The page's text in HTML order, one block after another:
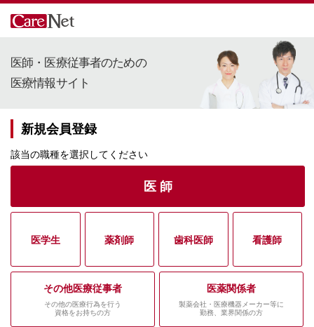
医師・医療従事者のための
医療情報サイト
新規会員登録
該当の職種を選択してください
医 師
医学生 薬剤師 歯科医師 看護師
その他医療従事者
その他の医療行為を行う
資格をお持ちの方
医薬関係者
製薬会社・医療機器メーカー等に
勤務、業界関係の方